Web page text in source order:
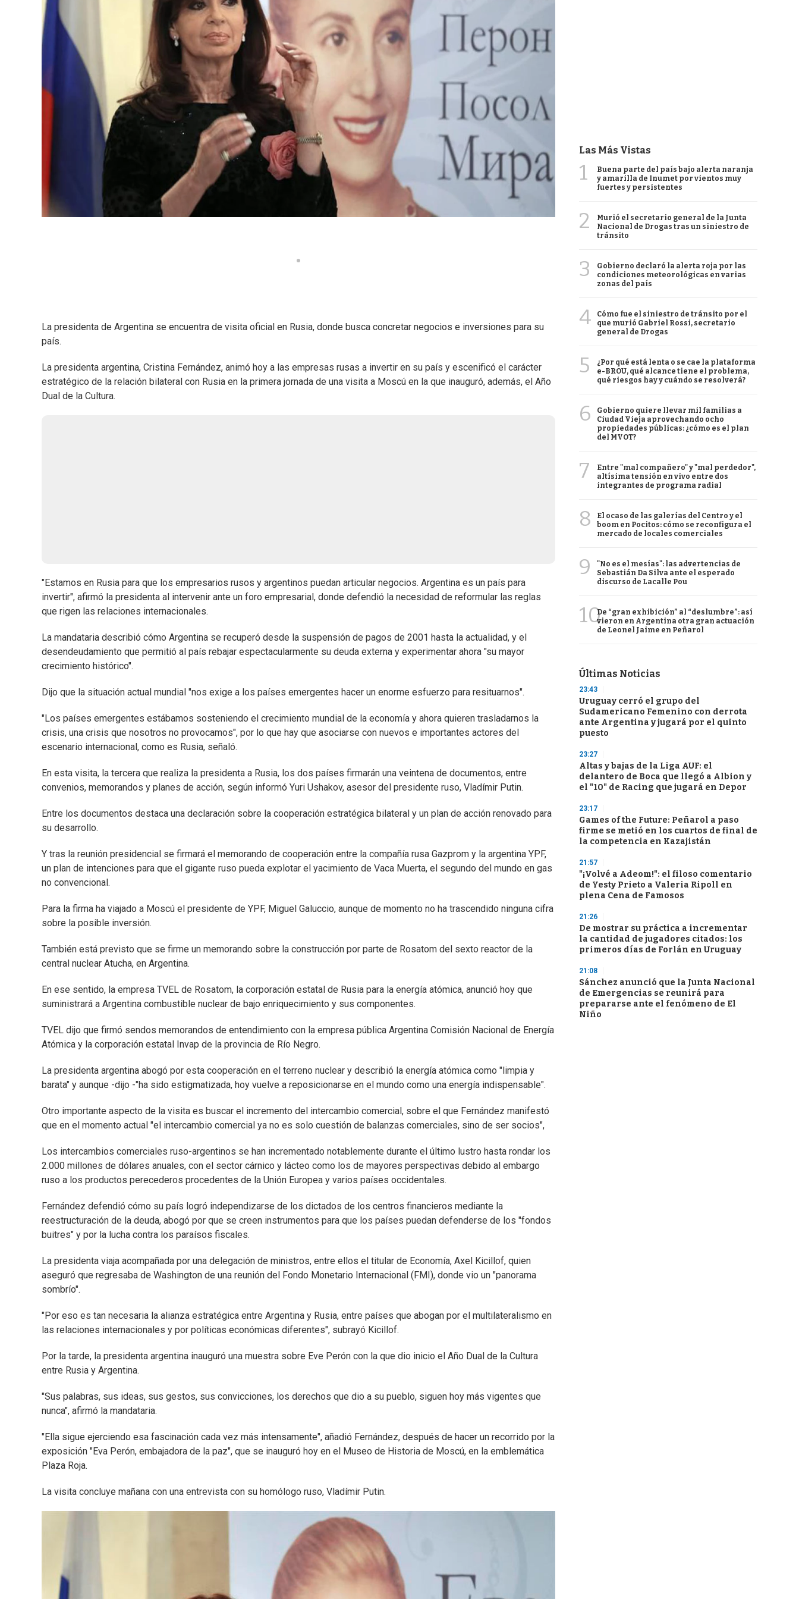
La presidenta de Argentina se encuentra de visita oficial en Rusia, donde busca concretar negocios e inversiones para su
país.
La presidenta argentina, Cristina Fernández, animó hoy a las empresas rusas a invertir en su país y escenificó el carácter
estratégico de la relación bilateral con Rusia en la primera jornada de una visita a Moscú en la que inauguró, además, el Año
Dual de la Cultura.
"Estamos en Rusia para que los empresarios rusos y argentinos puedan articular negocios. Argentina es un país para
invertir", afirmó la presidenta al intervenir ante un foro empresarial, donde defendió la necesidad de reformular las reglas
que rigen las relaciones internacionales.
La mandataria describió cómo Argentina se recuperó desde la suspensión de pagos de 2001 hasta la actualidad, y el
desendeudamiento que permitió al país rebajar espectacularmente su deuda externa y experimentar ahora "su mayor
crecimiento histórico".
Dijo que la situación actual mundial "nos exige a los países emergentes hacer un enorme esfuerzo para resituarnos".
"Los países emergentes estábamos sosteniendo el crecimiento mundial de la economía y ahora quieren trasladarnos la
crisis, una crisis que nosotros no provocamos", por lo que hay que asociarse con nuevos e importantes actores del
escenario internacional, como es Rusia, señaló.
En esta visita, la tercera que realiza la presidenta a Rusia, los dos países firmarán una veintena de documentos, entre
convenios, memorandos y planes de acción, según informó Yuri Ushakov, asesor del presidente ruso, Vladímir Putin.
Entre los documentos destaca una declaración sobre la cooperación estratégica bilateral y un plan de acción renovado para
su desarrollo.
Y tras la reunión presidencial se firmará el memorando de cooperación entre la compañía rusa Gazprom y la argentina YPF,
un plan de intenciones para que el gigante ruso pueda explotar el yacimiento de Vaca Muerta, el segundo del mundo en gas
no convencional.
Para la firma ha viajado a Moscú el presidente de YPF, Miguel Galuccio, aunque de momento no ha trascendido ninguna cifra
sobre la posible inversión.
También está previsto que se firme un memorando sobre la construcción por parte de Rosatom del sexto reactor de la
central nuclear Atucha, en Argentina.
En ese sentido, la empresa TVEL de Rosatom, la corporación estatal de Rusia para la energía atómica, anunció hoy que
suministrará a Argentina combustible nuclear de bajo enriquecimiento y sus componentes.
TVEL dijo que firmó sendos memorandos de entendimiento con la empresa pública Argentina Comisión Nacional de Energía
Atómica y la corporación estatal Invap de la provincia de Río Negro.
La presidenta argentina abogó por esta cooperación en el terreno nuclear y describió la energía atómica como "limpia y
barata" y aunque -dijo -"ha sido estigmatizada, hoy vuelve a reposicionarse en el mundo como una energía indispensable".
Otro importante aspecto de la visita es buscar el incremento del intercambio comercial, sobre el que Fernández manifestó
que en el momento actual "el intercambio comercial ya no es solo cuestión de balanzas comerciales, sino de ser socios",
Los intercambios comerciales ruso-argentinos se han incrementado notablemente durante el último lustro hasta rondar los
2.000 millones de dólares anuales, con el sector cárnico y lácteo como los de mayores perspectivas debido al embargo
ruso a los productos perecederos procedentes de la Unión Europea y varios países occidentales.
Fernández defendió cómo su país logró independizarse de los dictados de los centros financieros mediante la
reestructuración de la deuda, abogó por que se creen instrumentos para que los países puedan defenderse de los "fondos
buitres" y por la lucha contra los paraísos fiscales.
La presidenta viaja acompañada por una delegación de ministros, entre ellos el titular de Economía, Axel Kicillof, quien
aseguró que regresaba de Washington de una reunión del Fondo Monetario Internacional (FMI), donde vio un "panorama
sombrío".
"Por eso es tan necesaria la alianza estratégica entre Argentina y Rusia, entre países que abogan por el multilateralismo en
las relaciones internacionales y por políticas económicas diferentes", subrayó Kicillof.
Por la tarde, la presidenta argentina inauguró una muestra sobre Eve Perón con la que dio inicio el Año Dual de la Cultura
entre Rusia y Argentina.
"Sus palabras, sus ideas, sus gestos, sus convicciones, los derechos que dio a su pueblo, siguen hoy más vigentes que
nunca", afirmó la mandataria.
"Ella sigue ejerciendo esa fascinación cada vez más intensamente", añadió Fernández, después de hacer un recorrido por la
exposición "Eva Perón, embajadora de la paz", que se inauguró hoy en el Museo de Historia de Moscú, en la emblemática
Plaza Roja.
La visita concluye mañana con una entrevista con su homólogo ruso, Vladímir Putin.
Las Más Vistas
1
Buena parte del país bajo alerta naranja
y amarilla de Inumet por vientos muy
fuertes y persistentes
2
Murió el secretario general de la Junta
Nacional de Drogas tras un siniestro de
tránsito
3
Gobierno declaró la alerta roja por las
condiciones meteorológicas en varias
zonas del país
4
Cómo fue el siniestro de tránsito por el
que murió Gabriel Rossi, secretario
general de Drogas
5
¿Por qué está lenta o se cae la plataforma
e-BROU, qué alcance tiene el problema,
qué riesgos hay y cuándo se resolverá?
6
Gobierno quiere llevar mil familias a
Ciudad Vieja aprovechando ocho
propiedades públicas: ¿cómo es el plan
del MVOT?
7
Entre "mal compañero" y "mal perdedor",
altísima tensión en vivo entre dos
integrantes de programa radial
8
El ocaso de las galerías del Centro y el
boom en Pocitos: cómo se reconfigura el
mercado de locales comerciales
9
"No es el mesías": las advertencias de
Sebastián Da Silva ante el esperado
discurso de Lacalle Pou
10De “gran exhibición” al “deslumbre”: así
vieron en Argentina otra gran actuación
de Leonel Jaime en Peñarol
Últimas Noticias
23:43
Uruguay cerró el grupo del
Sudamericano Femenino con derrota
ante Argentina y jugará por el quinto
puesto
23:27
Altas y bajas de la Liga AUF: el
delantero de Boca que llegó a Albion y
el "10" de Racing que jugará en Depor
23:17
Games of the Future: Peñarol a paso
firme se metió en los cuartos de final de
la competencia en Kazajistán
21:57
"¡Volvé a Adeom!": el filoso comentario
de Yesty Prieto a Valeria Ripoll en
plena Cena de Famosos
21:26
De mostrar su práctica a incrementar
la cantidad de jugadores citados: los
primeros días de Forlán en Uruguay
21:08
Sánchez anunció que la Junta Nacional
de Emergencias se reunirá para
prepararse ante el fenómeno de El
Niño